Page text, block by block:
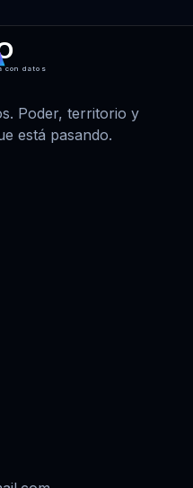
con datos
Poder, territorio y
está pasando.